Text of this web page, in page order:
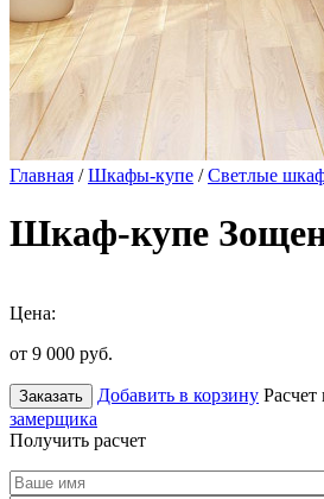
Главная /Шкафы-купе /Светлые
Шкаф-купе
Цена:
от 9 000 руб.
Заказать Добавить в корзину
замерщика
Получить расчет